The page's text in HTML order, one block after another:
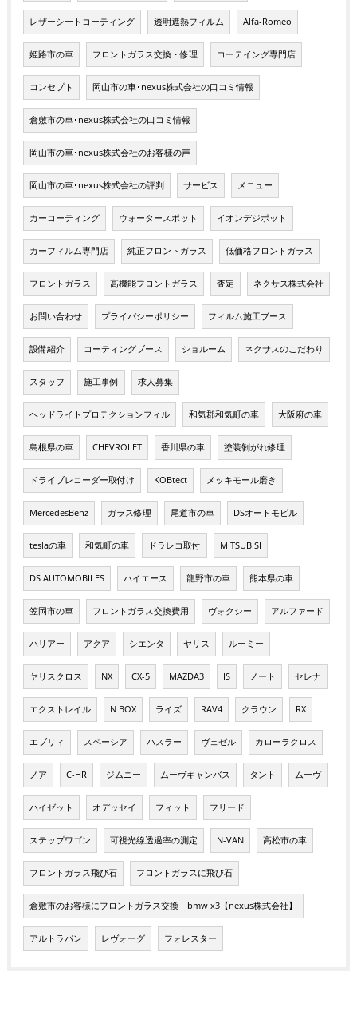
レザーシートコーティング 透明遮熱フィルム Alfa-Romeo
姫路市の車 フロントガラス交換・修理 コーテイング専門店
コンセプト 岡山市の車･nexus株式会社の口コミ情報
倉敷市の車･nexus株式会社の口コミ情報
岡山市の車･nexus株式会社のお客様の声
岡山市の車･nexus株式会社の評判 サービス メニュー
カーコーティング ウォータースポット イオンデジポット
カーフィルム専門店 純正フロントガラス 低価格フロントガラス
フロントガラス 高機能フロントガラス 査定 ネクサス株式会社
お問い合わせ プライバシーポリシー フィルム施工ブース
設備紹介 コーティングブース ショルーム ネクサスのこだわり
スタッフ 施工事例 求人募集
ヘッドライトプロテクションフィル 和気郡和気町の車 大阪府の車
島根県の車 CHEVROLET 香川県の車 塗装剝がれ修理
ドライブレコーダー取付け KOBtect メッキモール磨き
MercedesBenz ガラス修理 尾道市の車 DSオートモビル
teslaの車 和気町の車 ドラレコ取付 MITSUBISI
DS AUTOMOBILES ハイエース 龍野市の車 熊本県の車
笠岡市の車 フロントガラス交換費用 ヴォクシー アルファード
ハリアー アクア シエンタ ヤリス ルーミー
ヤリスクロス NX CX-5 MAZDA3 IS ノート セレナ
エクストレイル N BOX ライズ RAV4 クラウン RX
エブリィ スペーシア ハスラー ヴェゼル カローラクロス
ノア C-HR ジムニー ムーヴキャンバス タント ムーヴ
ハイゼット オデッセイ フィット フリード
ステップワゴン 可視光線透過率の測定 N-VAN 高松市の車
フロントガラス飛び石 フロントガラスに飛び石
倉敷市のお客様にフロントガラス交換 bmw x3【nexus株式会社】
アルトラパン レヴォーグ フォレスター